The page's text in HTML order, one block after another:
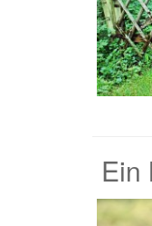
Ein